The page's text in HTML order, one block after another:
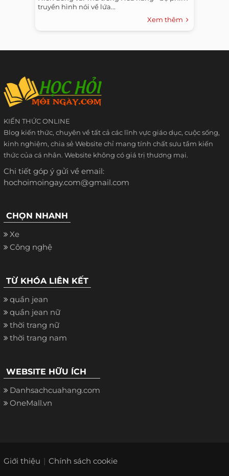
truyền hình nói về lứa...
Xem thêm
KIẾN THỨC ONLINE
Blog kiến thức, chuyên về tất cả các lĩnh vực giáo dục, cuộc sống,
kinh nghiệm, chia sẻ Website chỉ mang tính chất sưu tầm kiến
thức của cá nhân. Website không có giá trị thương mại.
Chi tiết góp ý gửi về email:
hochoimoingay.com@gmail.com
CHỌN NHANH
Xe
Công nghệ
TỪ KHÓA LIÊN KẾT
quần jean
quần jean nữ
thời trang nữ
thời trang nam
WEBSITE HỮU ÍCH
Danhsachcuahang.com
OneMall.vn
Giới thiệu Chính sách cookie